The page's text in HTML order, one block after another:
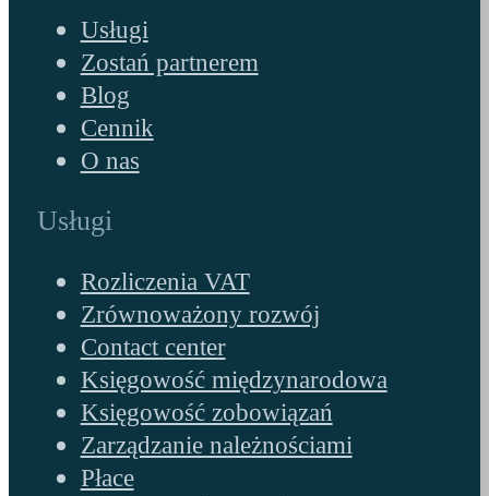
Usługi
Zostań partnerem
Blog
Cennik
O nas
Usługi
Rozliczenia VAT
Zrównoważony rozwój
Contact center
Księgowość międzynarodowa
Księgowość zobowiązań
Zarządzanie należnościami
Płace